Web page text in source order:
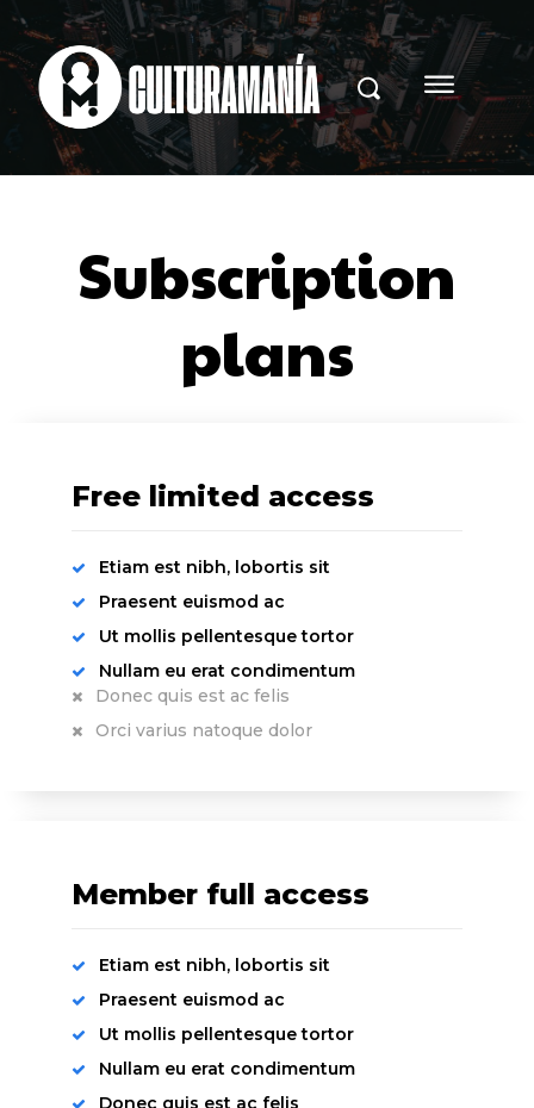
Subscription
plans
Free limited access
Etiam est nibh, lobortis sit
Praesent euismod ac
Ut mollis pellentesque tortor
Nullam eu erat condimentum
Donec quis est ac felis
Orci varius natoque dolor
Member full access
Etiam est nibh, lobortis sit
Praesent euismod ac
Ut mollis pellentesque tortor
Nullam eu erat condimentum
Donec quis est ac felis